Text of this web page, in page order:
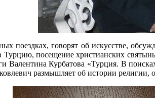
поездках, говорят об искусстве,
Турцию, посещение христианских
Валентина Курбатова «Турция. В
размышляет об истории религии,